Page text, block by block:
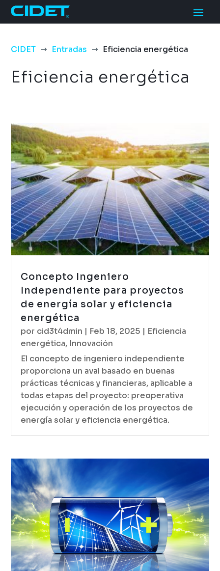
CIDET $ Entradas $ Eficiencia energética
Eficiencia energética
Concepto Ingeniero
Independiente para proyectos
de energía solar y eficiencia
energética
por cid3t4dmin | Feb 18, 2025 | Eficiencia
energética, Innovación
El concepto de ingeniero independiente
proporciona un aval basado en buenas
prácticas técnicas y financieras, aplicable a
todas etapas del proyecto: preoperativa
ejecución y operación de los proyectos de
energía solar y eficiencia energética.